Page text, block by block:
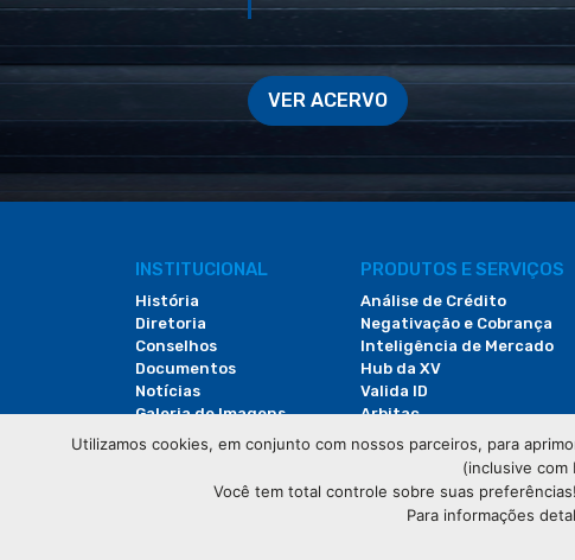
VER ACERVO
INSTITUCIONAL
História
Diretoria
Conselhos
Documentos
Notícias
Galeria de Imagens
Revista do Comércio
PRODUTOS E SERVIÇOS
Análise de Crédito
Negativação e Cobrança
Inteligência de Mercado
Hub da XV
Valida ID
Arbitac
Locação de Espaços
Utilizamos cookies, em conjunto com nossos parceiros, para
(inclusive com
Você tem total controle sobre suas
Para informações